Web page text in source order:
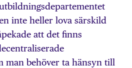
inte heller lova särskild
att det finns
man behöver ta hänsyn till